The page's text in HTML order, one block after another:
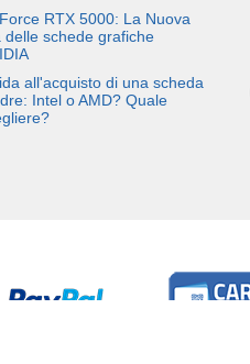
RTX 5000: La Nuova
delle schede grafiche
all'acquisto di una scheda
Intel o AMD? Quale